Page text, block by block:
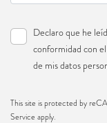
Declaro que he
conformidad con
de mis datos
This site is protected by
Service apply.